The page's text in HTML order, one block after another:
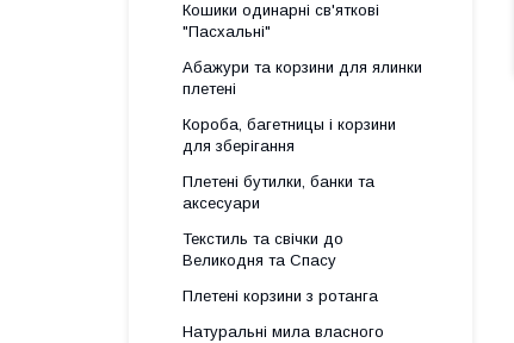
Кошики одинарні св'яткові
"Пасхальні"
Абажури та корзини для ялинки
плетені
Короба, багетницы і корзини
для зберігання
Плетені бутилки, банки та
аксесуари
Текстиль та свічки до
Великодня та Спасу
Плетені корзини з ротанга
Натуральні мила власного